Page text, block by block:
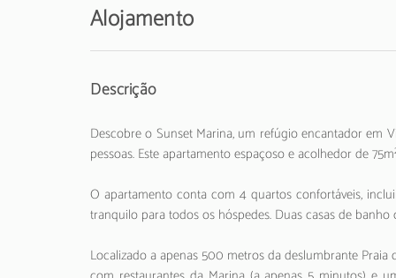
Alojamento
Descrição
Descobre o Sunset Marina, um refúgio encantador em
pessoas. Este apartamento espaçoso e acolhedor de
O apartamento conta com 4 quartos confortáveis,
tranquilo para todos os hóspedes. Duas casas de
Localizado a apenas 500 metros da deslumbrante